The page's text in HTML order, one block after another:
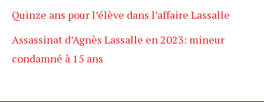
Quinze ans pour l’élève dans l’affaire Lassalle
Assassinat d’Agnès Lassalle en 2023: mineur
condamné à 15 ans